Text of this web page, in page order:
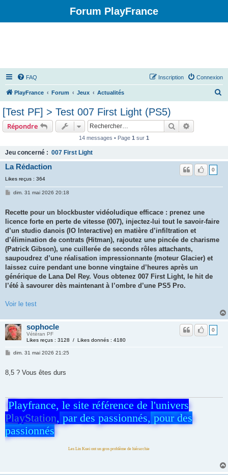
Forum PlayFrance
FAQ Connexion
Inscription
PlayFrance Forum Jeux Actualités
[Test PF] > Test 007 First Light (PS5)
Répondre Rechercher
14 messages • Page 1 sur 1
Jeu concerné : 007 First Light
La Rédaction
Likes reçus : 364
0
dim. 31 mai 2026 20:18
Recette pour un blockbuster vidéoludique efficace : prenez une
licence forte en perte de vitesse (007), injectez-lui tout le savoir-faire
d’un studio danois (IO Interactive) en matière d’infiltration et
d’élimination de contrats (Hitman), rajoutez une pincée de charisme
(Patrick Gibson), une cuillerée de seconds rôles attachants,
saupoudrez d’une réalisation impressionnante (moteur Glacier) et
laissez cuire pendant une bonne vingtaine d’heures après un
générique de Lana Del Rey. Vous obtenez 007 First Light, le hit de
l’été à savourer dès maintenant à l’ombre d’une PS5 Pro.
Voir le test
sophocle
Vétéran PF
Likes reçus : 3128 / Likes donnés : 4180
0
dim. 31 mai 2026 21:25
8,5 ? Vous êtes durs
Playfrance, le site référence de l'univers
PlayStation, par des passionnés, pour des
passionnés
Les Lin Kuei ont un gros problème de hiérarchie